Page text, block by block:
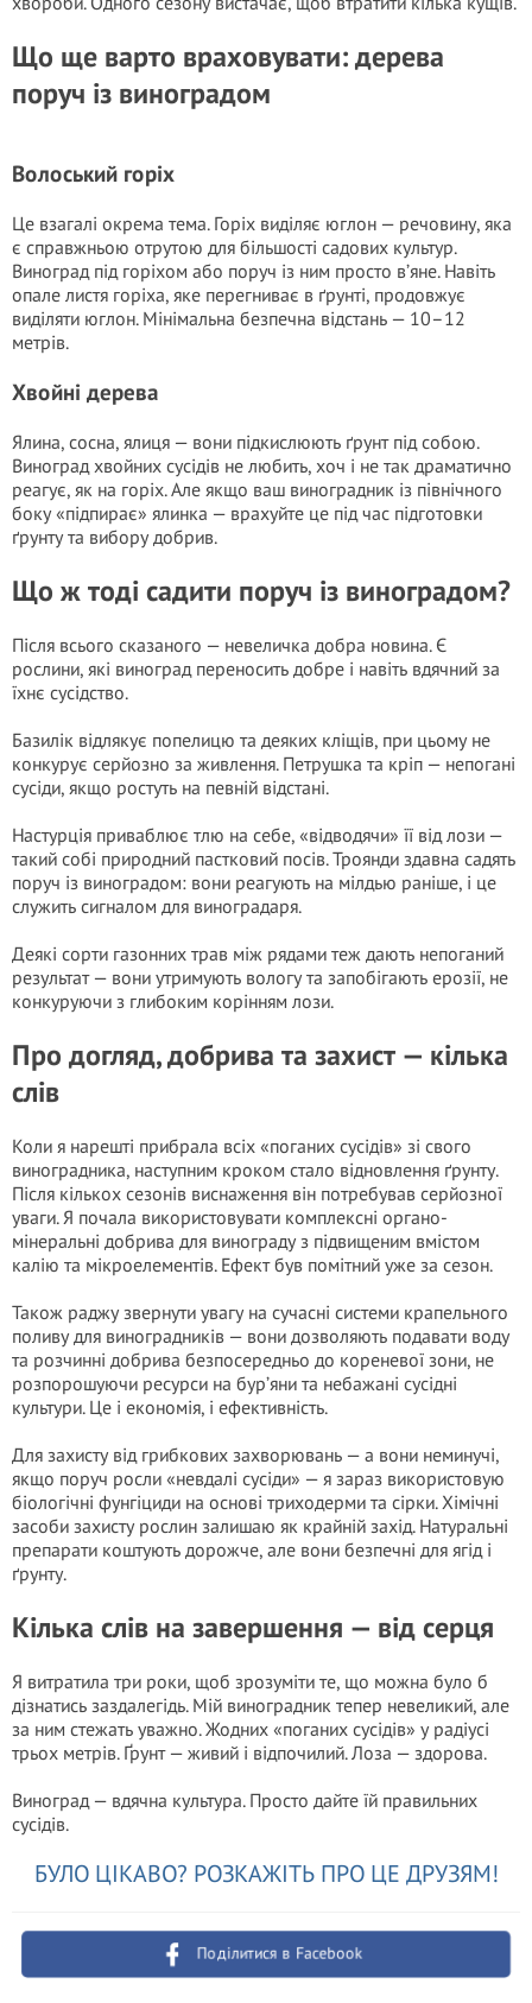
Що ще варто враховувати: дерева
поруч із виноградом
Волоський горіх
Це взагалі окрема тема. Горіх виділяє юглон — речовину, яка
є справжньою отрутою для більшості садових культур.
Виноград під горіхом або поруч із ним просто в’яне. Навіть
опале листя горіха, яке перегниває в ґрунті, продовжує
виділяти юглон. Мінімальна безпечна відстань — 10–12
метрів.
Хвойні дерева
Ялина, сосна, ялиця — вони підкислюють ґрунт під собою.
Виноград хвойних сусідів не любить, хоч і не так драматично
реагує, як на горіх. Але якщо ваш виноградник із північного
боку «підпирає» ялинка — врахуйте це під час підготовки
ґрунту та вибору добрив.
Що ж тоді садити поруч із виноградом?
Після всього сказаного — невеличка добра новина. Є
рослини, які виноград переносить добре і навіть вдячний за
їхнє сусідство.
Базилік відлякує попелицю та деяких кліщів, при цьому не
конкурує серйозно за живлення. Петрушка та кріп — непогані
сусіди, якщо ростуть на певній відстані.
Настурція приваблює тлю на себе, «відводячи» її від лози —
такий собі природний пастковий посів. Троянди здавна садять
поруч із виноградом: вони реагують на мілдью раніше, і це
служить сигналом для виноградаря.
Деякі сорти газонних трав між рядами теж дають непоганий
результат — вони утримують вологу та запобігають ерозії, не
конкуруючи з глибоким корінням лози.
Про догляд, добрива та захист — кілька
слів
Коли я нарешті прибрала всіх «поганих сусідів» зі свого
виноградника, наступним кроком стало відновлення ґрунту.
Після кількох сезонів виснаження він потребував серйозної
уваги. Я почала використовувати комплексні органо-
мінеральні добрива для винограду з підвищеним вмістом
калію та мікроелементів. Ефект був помітний уже за сезон.
Також раджу звернути увагу на сучасні системи крапельного
поливу для виноградників — вони дозволяють подавати воду
та розчинні добрива безпосередньо до кореневої зони, не
розпорошуючи ресурси на бур’яни та небажані сусідні
культури. Це і економія, і ефективність.
Для захисту від грибкових захворювань — а вони неминучі,
якщо поруч росли «невдалі сусіди» — я зараз використовую
біологічні фунгіциди на основі триходерми та сірки. Хімічні
засоби захисту рослин залишаю як крайній захід. Натуральні
препарати коштують дорожче, але вони безпечні для ягід і
ґрунту.
Кілька слів на завершення — від серця
Я витратила три роки, щоб зрозуміти те, що можна було б
дізнатись заздалегідь. Мій виноградник тепер невеликий, але
за ним стежать уважно. Жодних «поганих сусідів» у радіусі
трьох метрів. Ґрунт — живий і відпочилий. Лоза — здорова.
Виноград — вдячна культура. Просто дайте їй правильних
сусідів.
БУЛО ЦІКАВО? РОЗКАЖІТЬ ПРО ЦЕ ДРУЗЯМ!
Поділитися в Facebook